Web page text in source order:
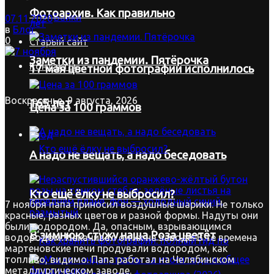
Байки
Старый сайт
Контакты
Воскресенье, 9 августа, 2026
Вход
Фотоархив. Как правильно
Заметки из пандемии. Пятёрочка
Цена за 100 граммов
А надо не вещать, а надо беседовать
В зимнюю стужу наша Роза цветёт
17 мая цветной фотографии исполнилось
165 лет
Кто ещё ёлку не выбросил?
07.11.2020
в Блог
0
7 ноября папа приносил воздушные шарики. Не только
красные, разных цветов и разной формы. Надуты они
были водородом. Да, опасным, взрывающимся
водородом. Накачивал он их на заводе. В те времена
мартеновские печи продували водородом, как
топливо, видимо. Папа работал на Челябинском
металлургическом заводе.